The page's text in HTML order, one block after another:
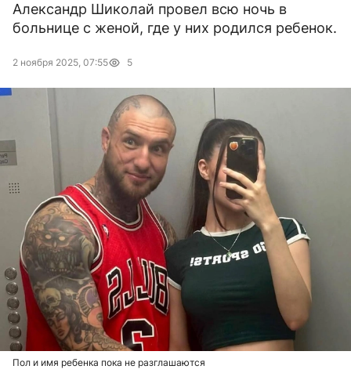
Александр Шиколай провел всю ночь в
больнице с женой, где у них родился ребенок.
2 ноября 2025, 07:55 5
Пол и имя ребенка пока не разглашаются